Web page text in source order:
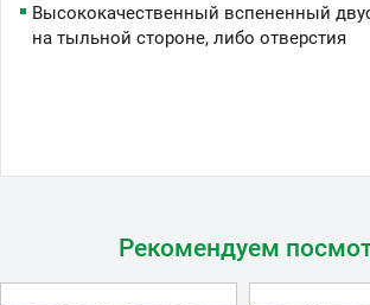
Высококачественный вспененный
на тыльной стороне, либо отверстия
Рекомендуем